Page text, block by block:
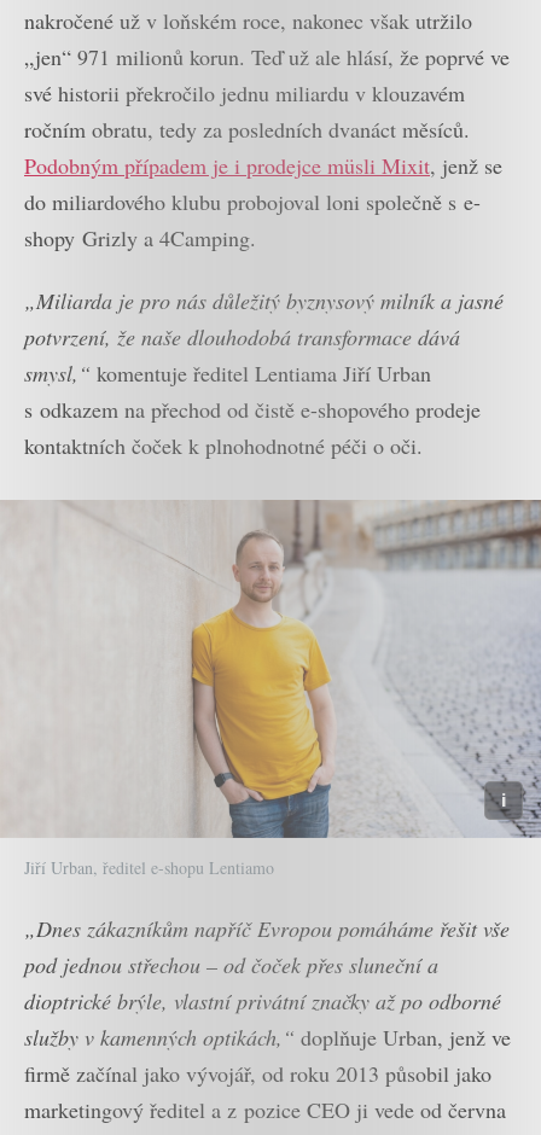
nakročené už v loňském roce, nakonec však utržilo
„jen“ 971 milionů korun. Teď už ale hlásí, že poprvé ve
své historii překročilo jednu miliardu v klouzavém
ročním obratu, tedy za posledních dvanáct měsíců.
Podobným případem je i prodejce müsli Mixit, jenž se
do miliardového klubu probojoval loni společně s e-
shopy Grizly a 4Camping.
„Miliarda je pro nás důležitý byznysový milník a jasné
potvrzení, že naše dlouhodobá transformace dává
smysl,“ komentuje ředitel Lentiama Jiří Urban
s odkazem na přechod od čistě e-shopového prodeje
kontaktních čoček k plnohodnotné péči o oči.
Jiří Urban, ředitel e-shopu Lentiamo
„Dnes zákazníkům napříč Evropou pomáháme řešit vše
pod jednou střechou – od čoček přes sluneční a
dioptrické brýle, vlastní privátní značky až po odborné
služby v kamenných optikách,“ doplňuje Urban, jenž ve
firmě začínal jako vývojář, od roku 2013 působil jako
marketingový ředitel a z pozice CEO ji vede od června